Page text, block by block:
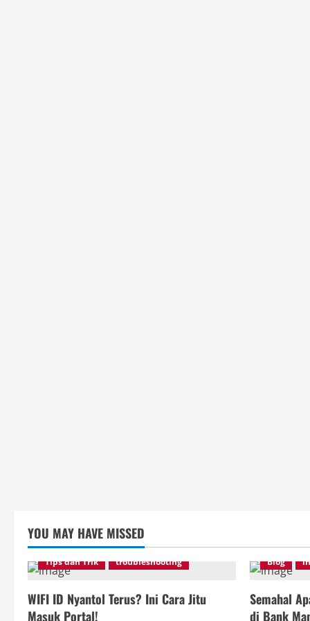
YOU MAY HAVE MISSED
Tips dan Trik troubleshooting
WIFI ID Nyantol Terus? Ini Cara Jitu
Masuk Portal!
Blog
Semahal
di Bank